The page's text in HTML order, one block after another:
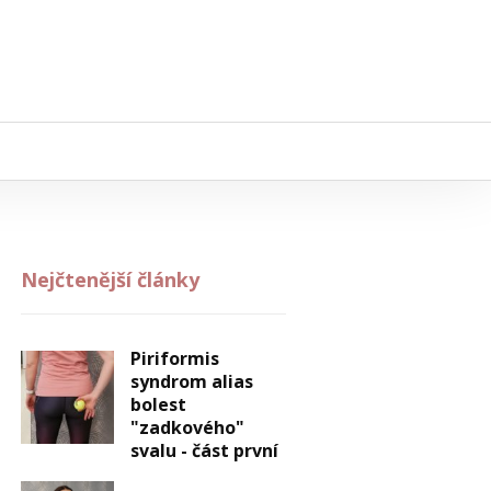
Nejčtenější články
Piriformis
syndrom alias
bolest
"zadkového"
svalu - část první